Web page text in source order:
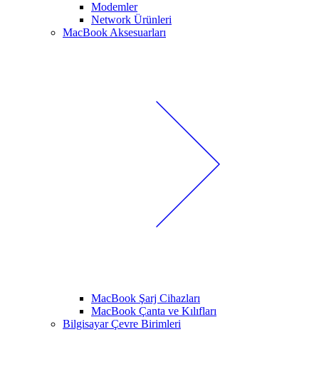
Modemler
Network Ürünleri
MacBook Aksesuarları
MacBook Şarj Cihazları
MacBook Çanta ve Kılıfları
Bilgisayar Çevre Birimleri